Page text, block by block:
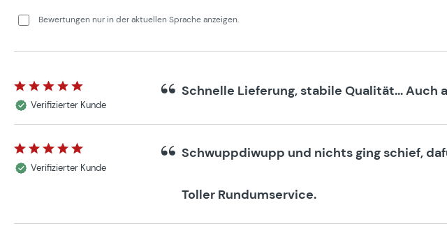
Bewertungen nur in der aktuellen Sprache anzeigen.
Bewertung mit 5 von 5 Sternen
Verifizierter Kunde
Schnelle Lieferung, stabile Qualität...
Bewertung mit 5 von 5 Sternen
Verifizierter Kunde
Schwuppdiwupp und nichts ging schief,
Toller Rundumservice.